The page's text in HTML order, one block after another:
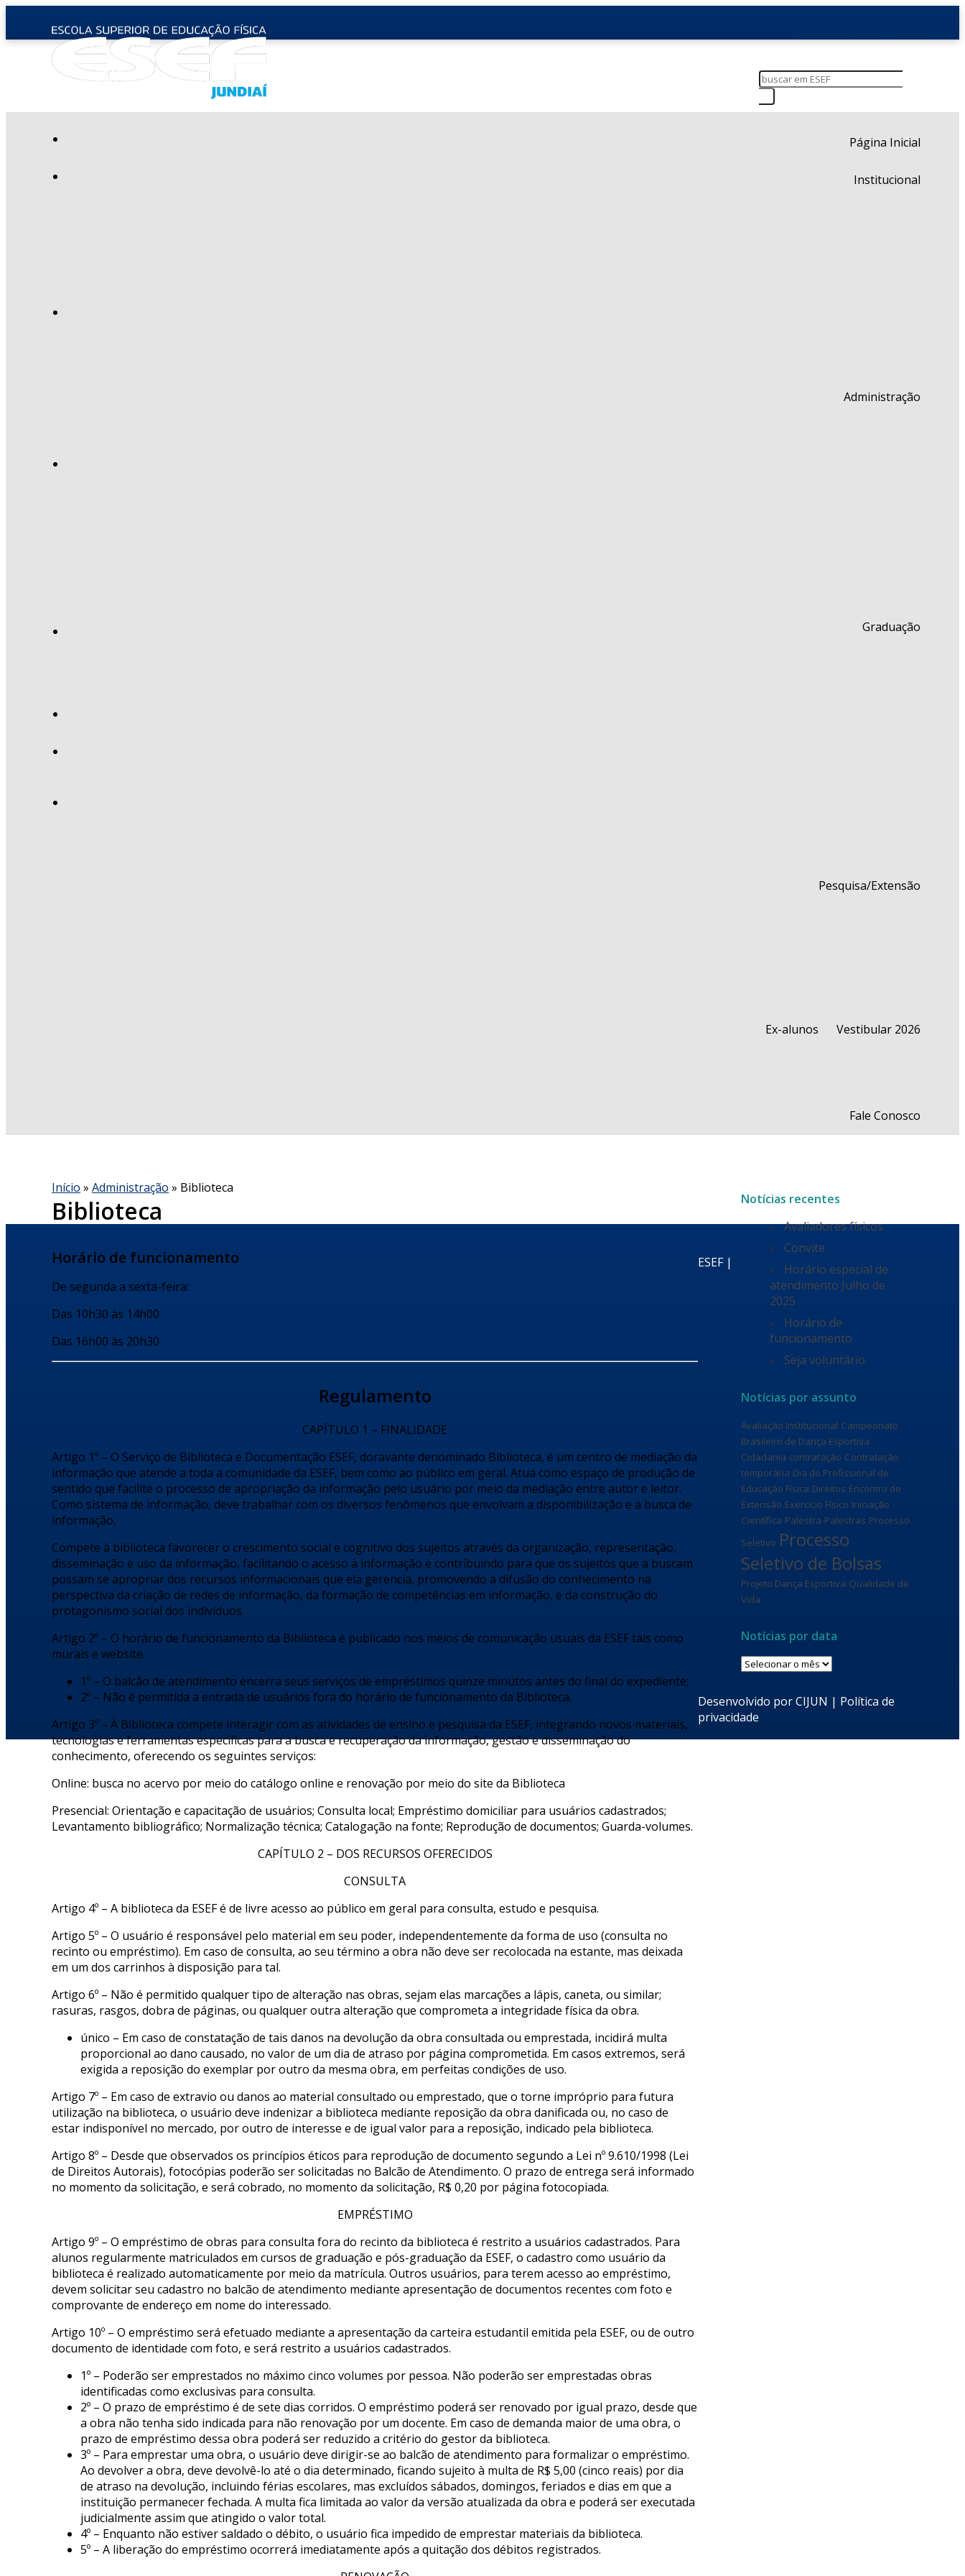
Página Inicial
Institucional
Administração
Graduação
Pesquisa/Extensão
Vestibular 2026
Ex-alunos
Fale Conosco
Início » Administração » Biblioteca
Biblioteca
Horário de funcionamento
De segunda a sexta-feira:
Das 10h30 às 14h00
Das 16h00 às 20h30
Regulamento
CAPÍTULO 1 – FINALIDADE
Artigo 1º – O Serviço de Biblioteca e Documentação ESEF, doravante denominado Biblioteca, é um centro de mediação da
informação que atende a toda a comunidade da ESEF, bem como ao público em geral. Atua como espaço de produção de
sentido que facilite o processo de apropriação da informação pelo usuário por meio da mediação entre autor e leitor.
Como sistema de informação, deve trabalhar com os diversos fenômenos que envolvam a disponibilização e a busca de
informação.
Compete à biblioteca favorecer o crescimento social e cognitivo dos sujeitos através da organização, representação,
disseminação e uso da informação, facilitando o acesso à informação e contribuindo para que os sujeitos que a buscam
possam se apropriar dos recursos informacionais que ela gerencia, promovendo a difusão do conhecimento na
perspectiva da criação de redes de informação, da formação de competências em informação, e da construção do
protagonismo social dos indivíduos.
Artigo 2º – O horário de funcionamento da Biblioteca é publicado nos meios de comunicação usuais da ESEF tais como
murais e website.
1º – O balcão de atendimento encerra seus serviços de empréstimos quinze minutos antes do final do expediente;
2º – Não é permitida a entrada de usuários fora do horário de funcionamento da Biblioteca.
Artigo 3º – À Biblioteca compete interagir com as atividades de ensino e pesquisa da ESEF, integrando novos materiais,
tecnologias e ferramentas específicas para a busca e recuperação da informação, gestão e disseminação do
conhecimento, oferecendo os seguintes serviços:
Online: busca no acervo por meio do catálogo online e renovação por meio do site da Biblioteca
Presencial: Orientação e capacitação de usuários; Consulta local; Empréstimo domiciliar para usuários cadastrados;
Levantamento bibliográfico; Normalização técnica; Catalogação na fonte; Reprodução de documentos; Guarda-volumes.
CAPÍTULO 2 – DOS RECURSOS OFERECIDOS
CONSULTA
Artigo 4º – A biblioteca da ESEF é de livre acesso ao público em geral para consulta, estudo e pesquisa.
Artigo 5º – O usuário é responsável pelo material em seu poder, independentemente da forma de uso (consulta no
recinto ou empréstimo). Em caso de consulta, ao seu término a obra não deve ser recolocada na estante, mas deixada
em um dos carrinhos à disposição para tal.
Artigo 6º – Não é permitido qualquer tipo de alteração nas obras, sejam elas marcações a lápis, caneta, ou similar;
rasuras, rasgos, dobra de páginas, ou qualquer outra alteração que comprometa a integridade física da obra.
único – Em caso de constatação de tais danos na devolução da obra consultada ou emprestada, incidirá multa
proporcional ao dano causado, no valor de um dia de atraso por página comprometida. Em casos extremos, será
exigida a reposição do exemplar por outro da mesma obra, em perfeitas condições de uso.
Artigo 7º – Em caso de extravio ou danos ao material consultado ou emprestado, que o torne impróprio para futura
utilização na biblioteca, o usuário deve indenizar a biblioteca mediante reposição da obra danificada ou, no caso de
estar indisponível no mercado, por outro de interesse e de igual valor para a reposição, indicado pela biblioteca.
Artigo 8º – Desde que observados os princípios éticos para reprodução de documento segundo a Lei nº 9.610/1998 (Lei
de Direitos Autorais), fotocópias poderão ser solicitadas no Balcão de Atendimento. O prazo de entrega será informado
no momento da solicitação, e será cobrado, no momento da solicitação, R$ 0,20 por página fotocopiada.
EMPRÉSTIMO
Artigo 9º – O empréstimo de obras para consulta fora do recinto da biblioteca é restrito a usuários cadastrados. Para
alunos regularmente matriculados em cursos de graduação e pós-graduação da ESEF, o cadastro como usuário da
biblioteca é realizado automaticamente por meio da matrícula. Outros usuários, para terem acesso ao empréstimo,
devem solicitar seu cadastro no balcão de atendimento mediante apresentação de documentos recentes com foto e
comprovante de endereço em nome do interessado.
Artigo 10º – O empréstimo será efetuado mediante a apresentação da carteira estudantil emitida pela ESEF, ou de outro
documento de identidade com foto, e será restrito a usuários cadastrados.
1º – Poderão ser emprestados no máximo cinco volumes por pessoa. Não poderão ser emprestadas obras
identificadas como exclusivas para consulta.
2º – O prazo de empréstimo é de sete dias corridos. O empréstimo poderá ser renovado por igual prazo, desde que
a obra não tenha sido indicada para não renovação por um docente. Em caso de demanda maior de uma obra, o
prazo de empréstimo dessa obra poderá ser reduzido a critério do gestor da biblioteca.
3º – Para emprestar uma obra, o usuário deve dirigir-se ao balcão de atendimento para formalizar o empréstimo.
Ao devolver a obra, deve devolvê-lo até o dia determinado, ficando sujeito à multa de R$ 5,00 (cinco reais) por dia
de atraso na devolução, incluindo férias escolares, mas excluídos sábados, domingos, feriados e dias em que a
instituição permanecer fechada. A multa fica limitada ao valor da versão atualizada da obra e poderá ser executada
judicialmente assim que atingido o valor total.
4º – Enquanto não estiver saldado o débito, o usuário fica impedido de emprestar materiais da biblioteca.
5º – A liberação do empréstimo ocorrerá imediatamente após a quitação dos débitos registrados.
Notícias recentes
Avaliadores físicos
Convite
Horário especial de
atendimento Julho de
2025
Horário de
funcionamento
Seja voluntário
Notícias por assunto
Avaliação Institucional Campeonato
Brasileiro de Dança Esportiva
Cidadania contratação Contratação
temporária Dia do Profissional de
Educação Física Direitos Encontro de
Extensão Exercício Físico Iniciação
Científica Palestra Palestras Processo
Seletivo Processo
Seletivo de Bolsas
Projeto Dança Esportiva Qualidade de
Vida
Notícias por data
Notícias
data
ESEF |
Desenvolvido porCIJUN | Política de
privacidade